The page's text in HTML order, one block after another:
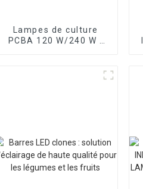
Lampes de culture
PCBA 120 W/240 W -